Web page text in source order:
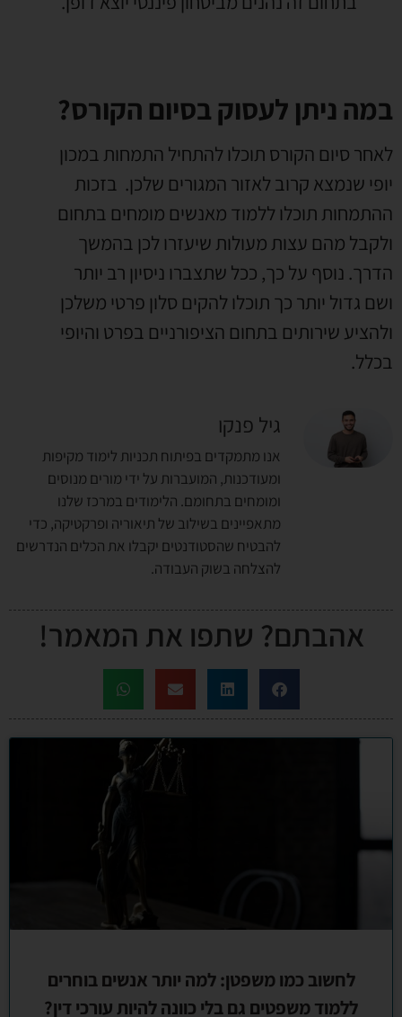
במה ניתן לעסוק בסיום הקורס?
לאחר סיום הקורס תוכלו להתחיל התמחות במכון
יופי שנמצא קרוב לאזור המגורים שלכן. בזכות
ההתמחות תוכלו ללמוד מאנשים מומחים בתחום
ולקבל מהם עצות מעולות שיעזרו לכן בהמשך
הדרך. נוסף על כך, ככל שתצברו ניסיון רב יותר
ושם גדול יותר כך תוכלו להקים סלון פרטי משלכן
ולהציע שירותים בתחום הציפורניים בפרט והיופי
בכלל.
גיל פנקו
אנו מתמקדים בפיתוח תכניות לימוד מקיפות
ומעודכנות, המועברות על ידי מורים מנוסים
ומומחים בתחומם. הלימודים במרכז שלנו
מתאפיינים בשילוב של תיאוריה ופרקטיקה, כדי
להבטיח שהסטודנטים יקבלו את הכלים הנדרשים
להצלחה בשוק העבודה.
אהבתם? שתפו את המאמר!
לחשוב כמו משפטן: למה יותר אנשים בוחרים
ללמוד משפטים גם בלי כוונה להיות עורכי דין?